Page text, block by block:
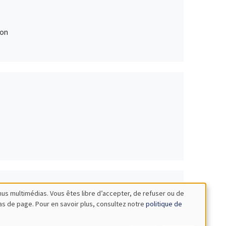
multimédias. Vous êtes libre d’accepter, de refuser ou de
de page. Pour en savoir plus, consultez notre politique de